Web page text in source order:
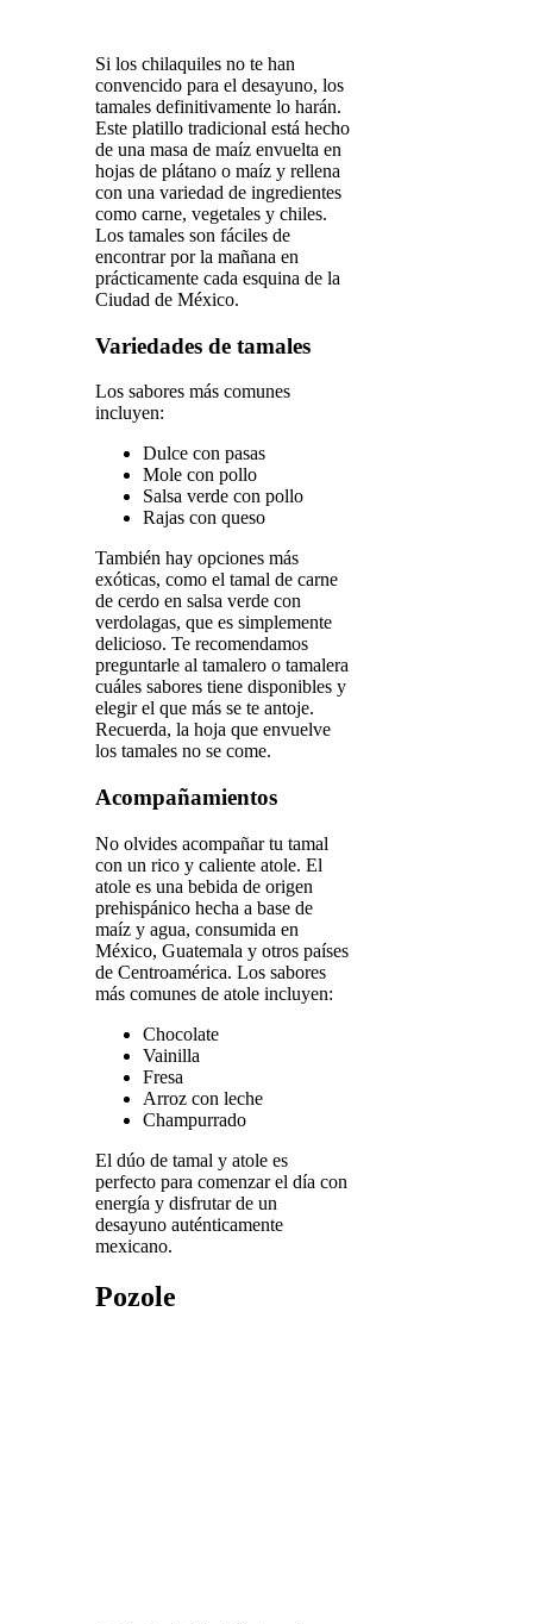
Si los chilaquiles no te han
convencido para el desayuno, los
tamales definitivamente lo harán.
Este platillo tradicional está hecho
de una masa de maíz envuelta en
hojas de plátano o maíz y rellena
con una variedad de ingredientes
como carne, vegetales y chiles.
Los tamales son fáciles de
encontrar por la mañana en
prácticamente cada esquina de la
Ciudad de México.
Variedades de tamales
Los sabores más comunes
incluyen:
Dulce con pasas
Mole con pollo
Salsa verde con pollo
Rajas con queso
También hay opciones más
exóticas, como el tamal de carne
de cerdo en salsa verde con
verdolagas, que es simplemente
delicioso. Te recomendamos
preguntarle al tamalero o tamalera
cuáles sabores tiene disponibles y
elegir el que más se te antoje.
Recuerda, la hoja que envuelve
los tamales no se come.
Acompañamientos
No olvides acompañar tu tamal
con un rico y caliente atole. El
atole es una bebida de origen
prehispánico hecha a base de
maíz y agua, consumida en
México, Guatemala y otros países
de Centroamérica. Los sabores
más comunes de atole incluyen:
Chocolate
Vainilla
Fresa
Arroz con leche
Champurrado
El dúo de tamal y atole es
perfecto para comenzar el día con
energía y disfrutar de un
desayuno auténticamente
mexicano.
Pozole